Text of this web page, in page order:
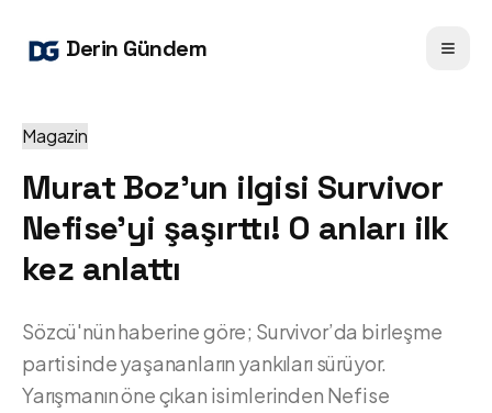
Derin Gündem
Magazin
Murat Boz’un ilgisi Survivor
Nefise’yi şaşırttı! O anları ilk
kez anlattı
Sözcü'nün haberine göre; Survivor’da birleşme
partisinde yaşananların yankıları sürüyor.
Yarışmanın öne çıkan isimlerinden Nefise